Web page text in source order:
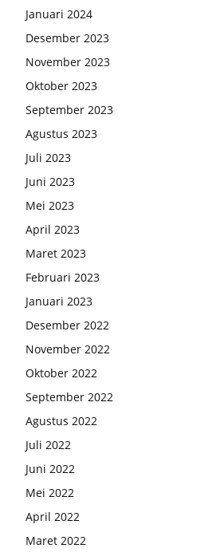
Januari 2024
Desember 2023
November 2023
Oktober 2023
September 2023
Agustus 2023
Juli 2023
Juni 2023
Mei 2023
April 2023
Maret 2023
Februari 2023
Januari 2023
Desember 2022
November 2022
Oktober 2022
September 2022
Agustus 2022
Juli 2022
Juni 2022
Mei 2022
April 2022
Maret 2022